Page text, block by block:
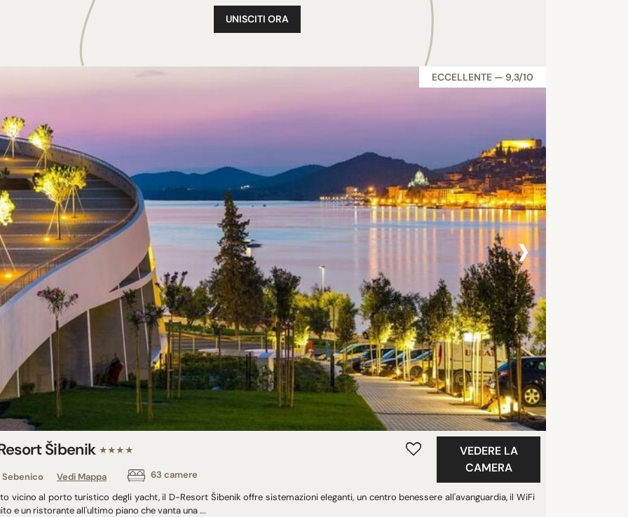
UNISCITI ORA
ECCELLENTE — 9,3/10
›
Šibenik ★★★★
Sebenico Vedi Mappa 63 camere
VEDERE LA
CAMERA
vicino al porto turistico degli yacht, il D-Resort Šibenik offre sistemazioni eleganti, un centro benessere all'avanguardia, il WiFi
e un ristorante all'ultimo piano che vanta una ...